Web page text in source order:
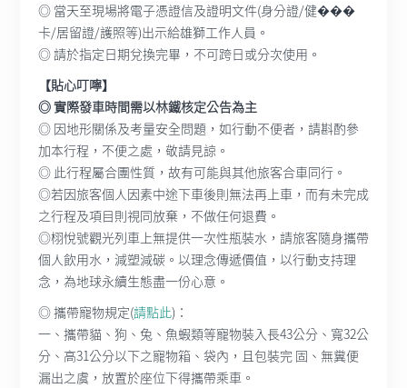
◎ 當天至現場將電子憑證信及證明文件(身分證/健���
卡/居留證/護照等)出示給雄獅工作人員。
◎ 請於指定日期兌換完畢，不可跨日或分次使用。
【貼心叮嚀】
◎ 實際發車時間需以林鐵核定公告為主
◎ 因地形關係及考量安全問題，如行動不便者，請斟酌參
加本行程，不便之處，敬請見諒。
◎ 此行程屬合團性質，故有可能與其他旅客合車同行。
◎若因旅客個人因素中途下車後則無法再上車，而有未完成
之行程及項目則視同放棄，不做任何退費。
◎栩悅號觀光列車上無提供一次性瓶裝水，請旅客隨身攜帶
個人飲用水，減塑減碳。以理念傳遞價值，以行動支持理
念，為地球永續生態盡一份心意。
◎ 攜帶寵物規定(請點此)：
一、攜帶貓、狗、兔、魚蝦類等寵物裝入長43公分、寬32公
分、高31公分以下之寵物箱、袋內，且包裝完 固、無糞便
漏出之虞，放置於座位下得攜帶乘車。